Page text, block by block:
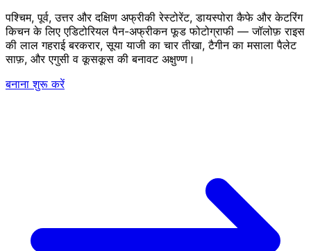
पश्चिम, पूर्व, उत्तर और दक्षिण अफ्रीकी रेस्टोरेंट, डायस्पोरा कैफे और केटरिंग
किचन के लिए एडिटोरियल पैन-अफ्रीकन फूड फोटोग्राफी — जॉलोफ़ राइस
की लाल गहराई बरकरार, सूया याजी का चार तीखा, टैगीन का मसाला पैलेट
साफ़, और एगुसी व कूसकूस की बनावट अक्षुण्ण।
बनाना शुरू करें